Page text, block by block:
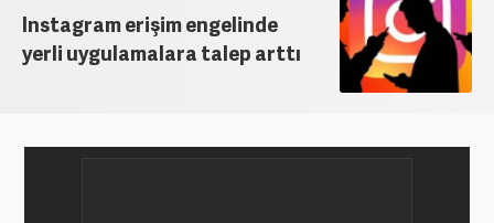
Instagram erişim engelinde
yerli uygulamalara talep arttı